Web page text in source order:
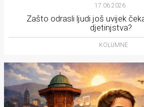
17.06.2026.
Zašto odrasli ljudi još uvijek
djetinjstva?
KOLUMNE